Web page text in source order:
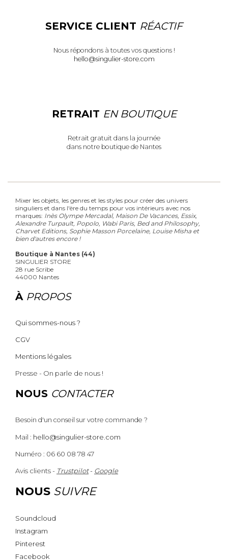
SERVICE CLIENT RÉACTIF
Nous répondons à toutes vos questions !
hello@singulier-store.com
RETRAIT EN BOUTIQUE
Retrait gratuit dans la journée
dans notre boutique de Nantes
Mixer les objets, les genres et les styles pour créer des univers
singuliers et dans l'ère du temps pour vos intérieurs avec nos
marques: Inès Olympe Mercadal, Maison De Vacances, Essix,
Alexandre Turpault, Popolo, Wabi Paris, Bed and Philosophy,
Charvet Editions, Sophie Masson Porcelaine, Louise Misha et
bien d'autres encore !
Boutique à Nantes (44)
SINGULIER STORE
28 rue Scribe
44000 Nantes
À PROPOS
Qui sommes-nous ?
CGV
Mentions légales
Presse - On parle de nous !
NOUS CONTACTER
Besoin d'un conseil sur votre commande ?
Mail : hello@singulier-store.com
Numéro : 06 60 08 78 47
Avis clients - Trustpilot- Google
NOUS SUIVRE
Soundcloud
Instagram
Pinterest
Facebook